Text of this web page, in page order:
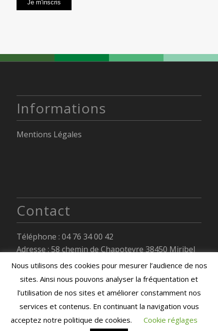
Informations
Mentions Légales
Contact
Téléphone : 04 76 34 00 42
Adresse :58 chemin de Chapoteyre 38450 Miribel
Lanchâtre
Mail : mairie@miribel-lanchatre.fr
Horaires d’ouverture :
voir page de contact
Nous utilisons des cookies pour mesurer l’audience de nos
sites. Ainsi nous pouvons analyser la fréquentation et
l’utilisation de nos sites et améliorer constamment nos
services et contenus. En continuant la navigation vous
acceptez notre politique de cookies.
Cookie réglages